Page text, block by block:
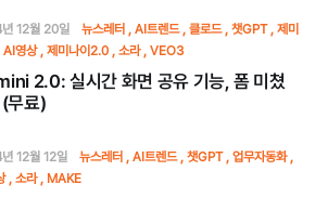
12월 20일 뉴스레터 AI트렌드 클로드 챗GPT
제미
AI영상 제미나이2.0 소라 VEO3
2.0: 실시간 화면 공유 기능, 폼 미쳤
무료)
12월 12일 뉴스레터 AI트렌드 챗GPT
업무자동화
소라 MAKE